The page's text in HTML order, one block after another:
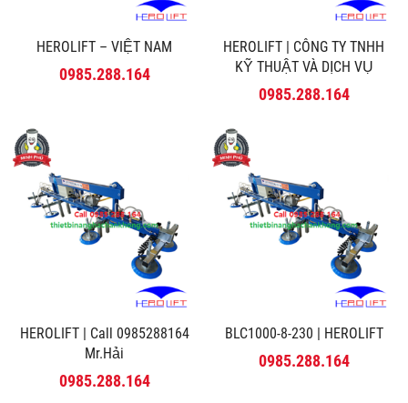
HEROLIFT – VIỆT NAM
0985.288.164
HEROLIFT | CÔNG TY TNHH
KỸ THUẬT VÀ DỊCH VỤ
MINH PHÚ
0985.288.164
HEROLIFT | Call 0985288164
Mr.Hải
0985.288.164
BLC1000-8-230 | HEROLIFT
0985.288.164